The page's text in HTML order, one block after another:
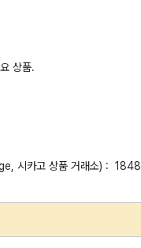
상품.
카고 상품 거래소) : 1848